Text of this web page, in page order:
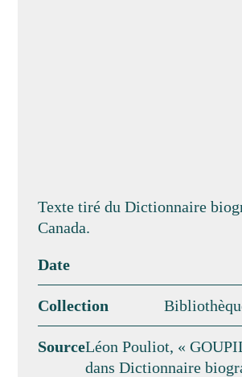
Texte tiré du Dictionnaire
Canada.
Date
Collection
SourceLéon Pouliot, «
dans Dictionnaire